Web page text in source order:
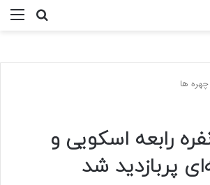
چهره ها
رابعه اسکویی و
پر‌بازدید شد